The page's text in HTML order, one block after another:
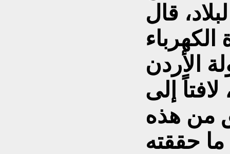
قال
الأردن
لافتاً إلى
من هذه
حققته